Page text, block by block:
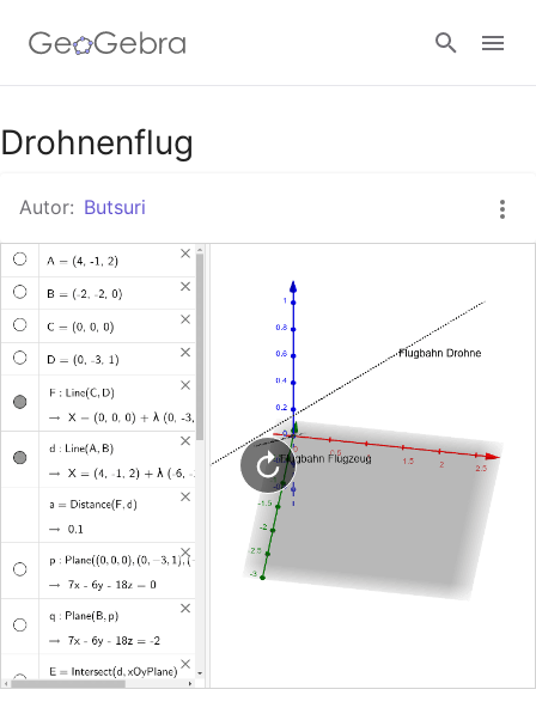
Google Classroom
GeoGebra Classroom
Anmelden
Drohnenflug
Autor: Butsuri